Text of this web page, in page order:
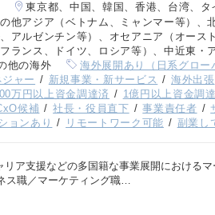
東京都、中国、韓国、香港、台湾、タ
他アジア（ベトナム、ミャンマー等）、
アルゼンチン等）、オセアニア（オース
ランス、ドイツ、ロシア等）、中近東・
他の海外
海外展開あり（日系グロー
ャー 新規事業・新サービス 海外出張
万円以上資金調達済 1億円以上資金調
候補 社長・役員直下 事業責任者
ョンあり リモートワーク可能 副業し
リア支援などの多国籍な事業展開におけるマ
ス職／マーケティング職…